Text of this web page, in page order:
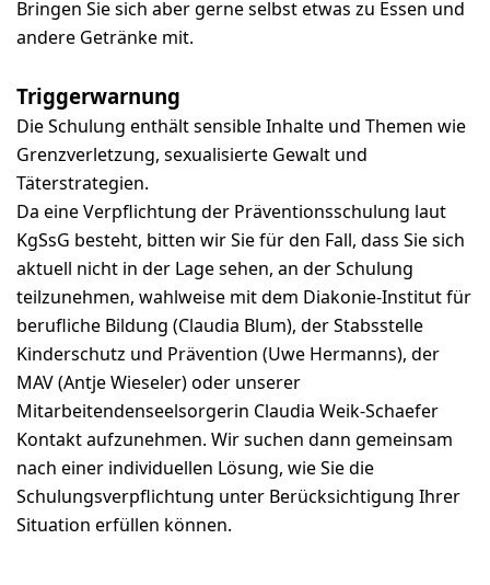
Bringen Sie sich aber gerne selbst etwas zu Essen und
andere Getränke mit.
Triggerwarnung
Die Schulung enthält sensible Inhalte und Themen wie
Grenzverletzung, sexualisierte Gewalt und
Täterstrategien.
Da eine Verpflichtung der Präventionsschulung laut
KgSsG besteht, bitten wir Sie für den Fall, dass Sie sich
aktuell nicht in der Lage sehen, an der Schulung
teilzunehmen, wahlweise mit dem Diakonie-Institut für
berufliche Bildung (Claudia Blum), der Stabsstelle
Kinderschutz und Prävention (Uwe Hermanns), der
MAV (Antje Wieseler) oder unserer
Mitarbeitendenseelsorgerin Claudia Weik-Schaefer
Kontakt aufzunehmen. Wir suchen dann gemeinsam
nach einer individuellen Lösung, wie Sie die
Schulungsverpflichtung unter Berücksichtigung Ihrer
Situation erfüllen können.